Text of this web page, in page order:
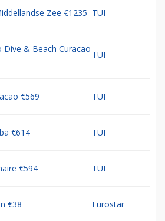
Zee €1235 TUI
Dive & Beach Curacao
TUI
€569 TUI
€614 TUI
€594 TUI
€38 Eurostar